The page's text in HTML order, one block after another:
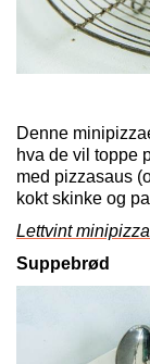
Denne
hva de vil toppe
med pizzasaus
kokt skinke og
Lettvint
Suppebrød